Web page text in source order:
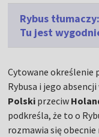
Rybus
Tu jest
Cytowane określenie
Rybusa i jego
Polski przeciw
podkreśla, że to o
rozmawia się obecnie